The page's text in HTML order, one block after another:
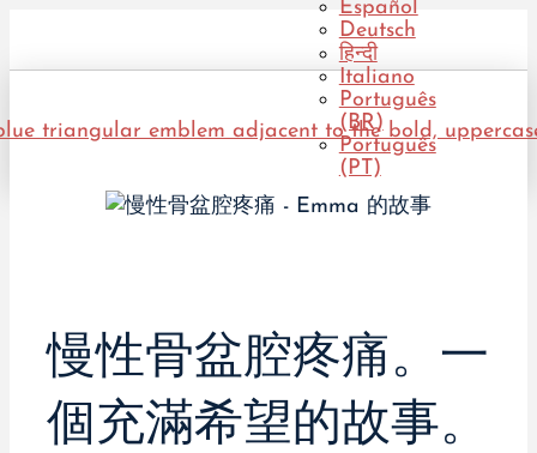
Español
Deutsch
हिन्दी
Italiano
Português
(BR)
Português
(PT)
慢性骨盆腔疼痛。一
個充滿希望的故事。